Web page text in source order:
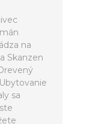
na
Skanzen
sa